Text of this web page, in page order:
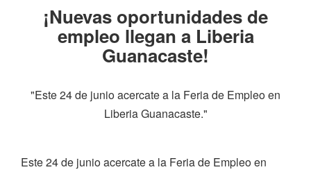
¡Nuevas oportunidades de
empleo llegan a Liberia
Guanacaste!
"Este 24 de junio acercate a la Feria de Empleo en
Liberia Guanacaste."
Este 24 de junio acercate a la Feria de Empleo en